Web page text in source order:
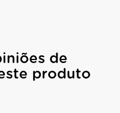
de
produto